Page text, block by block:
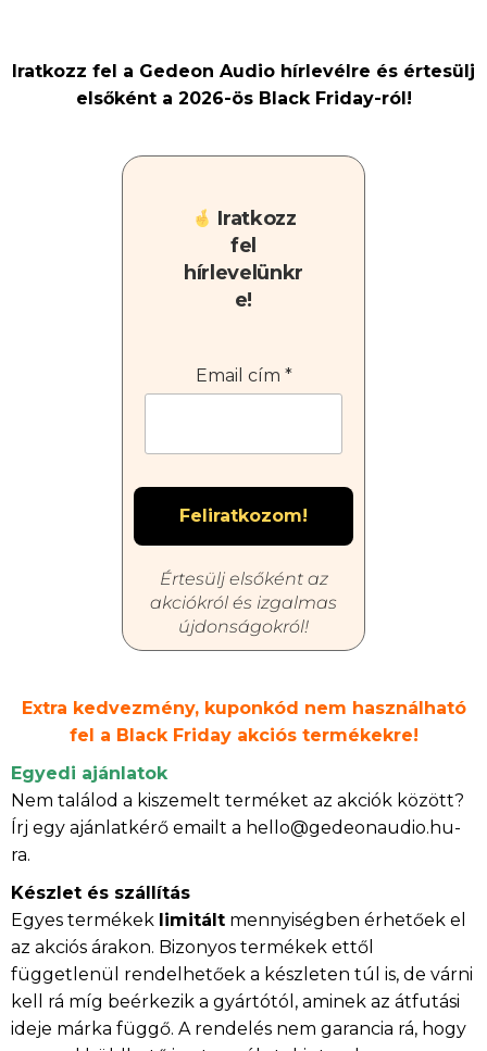
Iratkozz fel a Gedeon Audio hírlevélre és értesülj
elsőként a 2026-ös Black Friday-ról!
Iratkozz
fel
hírlevelünkr
e!
Email cím *
Értesülj elsőként az
akciókról és izgalmas
újdonságokról!
Extra kedvezmény, kuponkód nem használható
fel a Black Friday akciós termékekre!
Egyedi ajánlatok
Nem találod a kiszemelt terméket az akciók között?
Írj egy ajánlatkérő emailt a hello@gedeonaudio.hu-
ra.
Készlet és szállítás
Egyes termékek limitált mennyiségben érhetőek el
az akciós árakon. Bizonyos termékek ettől
függetlenül rendelhetőek a készleten túl is, de várni
kell rá míg beérkezik a gyártótól, aminek az átfutási
ideje márka függő. A rendelés nem garancia rá, hogy